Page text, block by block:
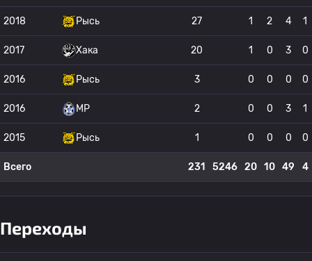
2018 Рысь 27 1 2 4 1
2017 Хака 20 1 0 3 0
2016 Рысь 3 0 0 0 0
2016 MP 2 0 0 3 1
2015 Рысь 1 0 0 0 0
Всего 231 5246 20 10 49 4
Переходы